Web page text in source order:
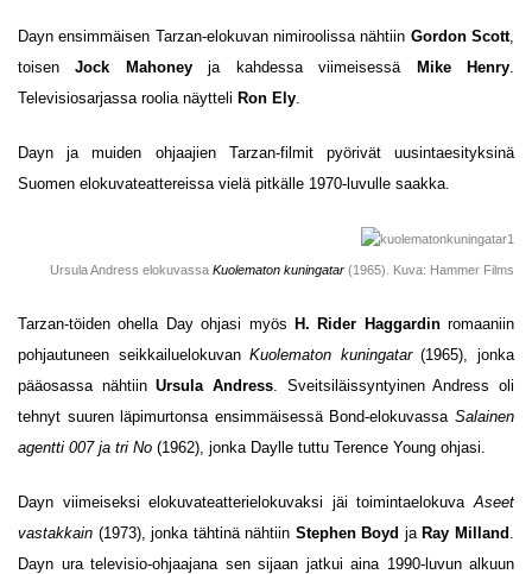
Dayn ensimmäisen Tarzan-elokuvan nimiroolissa nähtiin Gordon Scott,
toisenJock Mahoneyja kahdessa viimeisessä Mike Henry
Televisiosarjassa roolia näytteli Ron Ely
Dayn ja muiden ohjaajien Tarzan-filmit pyörivät uusintaesityksinä
Suomen elokuvateattereissa vielä pitkälle 1970-luvulle saakka.
Ursula Andress elokuvassa Kuolematon kuningatar (1965). Kuva: Hammer Films
Tarzan-töiden ohella Day ohjasi myös H. Rider Haggardin romaaniin
pohjautuneen seikkailuelokuvanKuolematon kuningatar(1965), jonka
pääosassa nähtiinUrsula Andress . Sveitsiläissyntyinen Andress oli
tehnyt suuren läpimurtonsa ensimmäisessä Bond-elokuvassa Salainen
agentti 007 ja tri No (1962), jonka Daylle tuttu Terence Young ohjasi.
Dayn viimeiseksi elokuvateatterielokuvaksi jäi toimintaelokuva Aseet
vastakkain (1973), jonka tähtinä nähtiin Stephen Boyd jaRay Milland
Dayn ura televisio-ohjaajana sen sijaan jatkui aina 1990-luvun alkuun